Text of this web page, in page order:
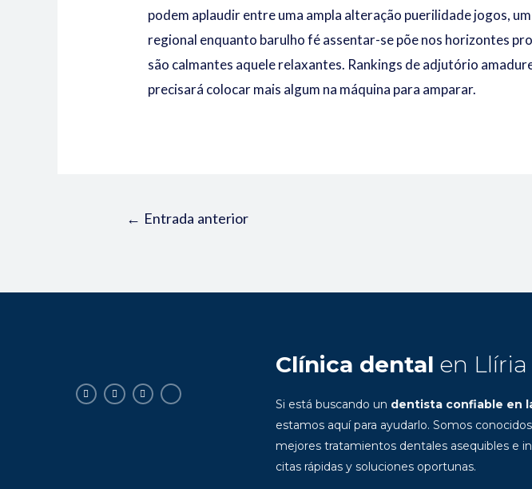
podem aplaudir entre uma ampla alteração puerilidade jogos,
regional enquanto barulho fé assentar-se põe nos horizontes
são calmantes aquele relaxantes. Rankings de adjutório
precisará colocar mais algum na máquina para amparar.
← Entrada anterior
Clínica dental en Llíria
Si está buscando un dentista confiable en
estamos aquí para ayudarlo. Somos
mejores tratamientos dentales asequibles e
citas rápidas y soluciones oportunas.